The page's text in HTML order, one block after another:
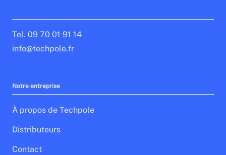
Tel. 09 70 01 91 14
info@techpole.fr
Notre entreprise
À propos de Techpole
Distributeurs
Contact